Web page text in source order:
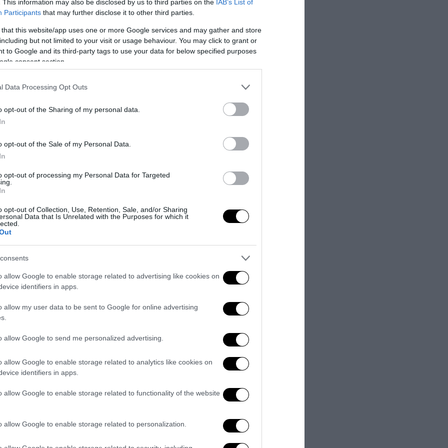
This information may also be disclosed by us to third parties on the IAB’s List of
Participants that may further disclose it to other third parties.
that this website/app uses one or more Google services and may gather and store
but not limited to your visit or usage behaviour. You may click to grant or
to Google and its third-party tags to use your data for below specified purposes
consent section.
Data Processing Opt Outs
opt-out of the Sharing of my personal data.
opt-out of the Sale of my Personal Data.
opt-out of processing my Personal Data for Targeted
opt-out of Collection, Use, Retention, Sale, and/or Sharing
Data that Is Unrelated with the Purposes for which it
allow Google to enable storage related to advertising like cookies on
identifiers in apps.
allow my user data to be sent to Google for online advertising
allow Google to send me personalized advertising.
allow Google to enable storage related to analytics like cookies on
identifiers in apps.
allow Google to enable storage related to functionality of the website
allow Google to enable storage related to personalization.
passo della sua omelia: “Lasciamoci interpellare dal Bambino nella mangiatoia,
anche dai bambini che, oggi, non sono adagiati in una culla e
di una madre e di un padre, ma giacciono nelle squallide ‘mangiatoie di
sotterraneo per scampare ai bombardamenti, sul marciapiede di una grande
di un barcone sovraccarico di migranti. Lasciamoci interpellare dai bambini che
nascere, da quelli che piangono perché nessuno sazia la loro fame, da quelli
le famiglie italiane si riuniscono per fare festa e scambiarsi doni in serenità e
dare sfoggia della propria insopportabile vis retorica ai danni degli stessi?
“I bambini! Perché nessuno pensa ai bambini?!?”
più vecchio del mondo, ma pur sempre efficace come dimostra l’insistenza
dirne una, i media ci parlano ossessivamente dei “bambini di Aleppo”. Perché un
sacro in quanto proiezione dell’individuo sociale nel futuro, e chiunque non
arcidiocesi di Boston, quando vede un bambino prova un istintivo senso di
e quindiperfettamente strumentalizzabileper lo scopo più abbietto che si possa